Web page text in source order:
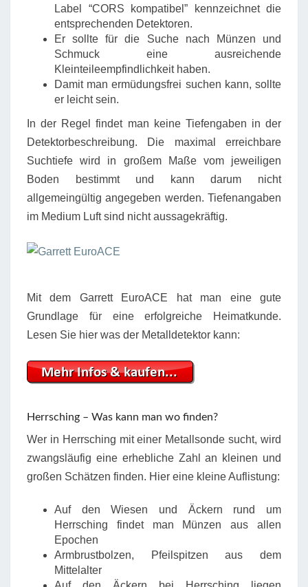
Label “CORS kompatibel” kennzeichnet die
entsprechenden Detektoren.
Er sollte für die Suche nach Münzen und
Schmuck eine ausreichende
Kleinteileempfindlichkeit haben.
Damit man ermüdungsfrei suchen kann, sollte
er leicht sein.
In der Regel findet man keine Tiefengaben in der
Detektorbeschreibung. Die maximal erreichbare
Suchtiefe wird in großem Maße vom jeweiligen
Boden bestimmt und kann darum nicht
allgemeingültig angegeben werden. Tiefenangaben
im Medium Luft sind nicht aussagekräftig.
Mit dem Garrett EuroACE hat man eine gute
Grundlage für eine erfolgreiche Heimatkunde.
Lesen Sie hier was der Metalldetektor kann:
Herrsching – Was kann man wo finden?
Wer in Herrsching mit einer Metallsonde sucht, wird
zwangsläufig eine erhebliche Zahl an kleinen und
großen Schätzen finden. Hier eine kleine Auflistung:
Auf den Wiesen und Äckern rund um
Herrsching findet man Münzen aus allen
Epochen
Armbrustbolzen, Pfeilspitzen aus dem
Mittelalter